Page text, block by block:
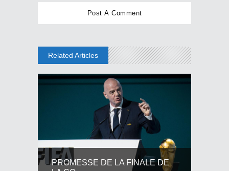
Related Articles
PROMESSE DE LA FINALE DE